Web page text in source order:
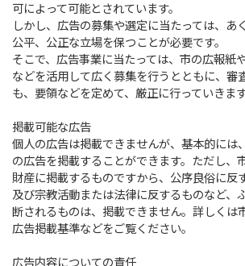
可によって可能とされています。
しかし、広告の募集や選定に当たっては、あ
公平、公正な立場を保つことが必要です。
そこで、広告事業に当たっては、市の広報紙
などを活用して広く募集を行うとともに、審
も、要領などを定めて、厳正に行っていきます
掲載可能な広告
個人の広告は掲載できませんが、基本的には
の広告を掲載することができます。ただし、
財産に掲載するものですから、公序良俗に反
及び宗教活動または法律に反するものなど、
断されるものは、掲載できません。詳しくは
広告掲載基準などをご覧ください。
広告内容についての責任